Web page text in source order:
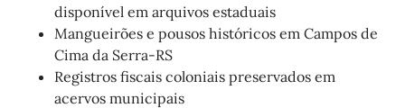
disponível em arquivos estaduais
Mangueirões e pousos históricos em Campos de
Cima da Serra-RS
Registros fiscais coloniais preservados em
acervos municipais